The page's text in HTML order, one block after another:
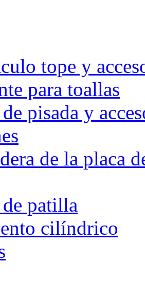
tope y
para toallas
pisada y
de la placa
patilla
cilíndrico